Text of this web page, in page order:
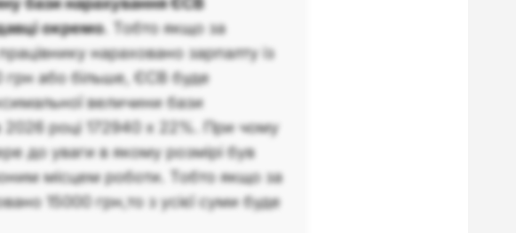
окремо. Тобто якщо за
нараховано зарпалту із
грн або більше, ЄСВ буде
величини бази
році 172940 х 22%. При чому
до уваги в якому розмірі був
місцем роботи. Тобто якщо за
15000 грн,то з усієї суми буде